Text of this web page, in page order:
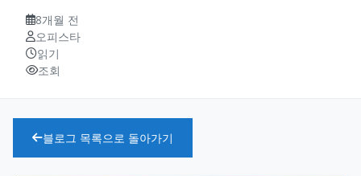
8개월 전
오피스타
읽기
조회
블로그 목록으로 돌아가기